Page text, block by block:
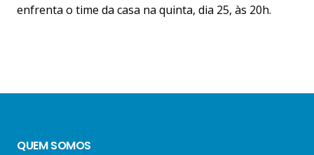
enfrenta o time da casa na quinta, dia 25, às 20h.
QUEM SOMOS